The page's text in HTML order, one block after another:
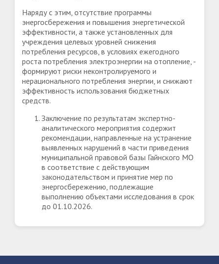
Наряду с этим, отсутствие программы
энергосбережения и повышения энергетической
эффективности, а также установленных для
учреждения целевых уровней снижения
потребления ресурсов, в условиях ежегодного
роста потребления электроэнергии на отопление, -
формируют риски неконтролируемого и
нерационального потребления энергии, и снижают
эффективность использования бюджетных
средств.
Заключение по результатам экспертно-
аналитического мероприятия содержит
рекомендации, направленные на устранение
выявленных нарушений в части приведения
муниципальной правовой базы Гайнского МО
в соответствие с действующим
законодательством и принятие мер по
энергосбережению, подлежащие
выполнению объектами исследования в срок
до 01.10.2026.